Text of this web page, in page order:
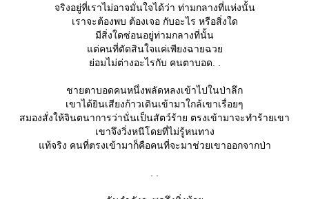
จริงอยู่ที่เราไม่อาจมั่นใจได้ว่า ท่ามกลางที่แห่งนั้น
เราจะต้องพบ ต้องเจอ กับอะไร หรือสิ่งใด
มีสิ่งใดซ่อนอยู่ท่ามกลางที่นั้น
ต่คนที่ตัดสินใจแค่เพียงฉายฉว
่อมไม่ต่างอะไรกับ คนตาบอด. .
ชายตาบอดคนหนึ่งพลัดหลงเข้าไปในป่าลึก
เขาได้ยินเสียงก้าวเดินเข้ามาใกล้เขาเรื่อยๆ
สมองสั่งให้จินตนาการว่านั่นเป็นสัตว์ร้าย ตรงเข้ามาจะทำร้ายเขา
เขาจึงวิ่งหนีโดยที่ไม่รู้หนทาง
ท้จริง คนที่ตรงเข้ามาก็คือคนที่จะมาช่วยเขาออกจากป่า